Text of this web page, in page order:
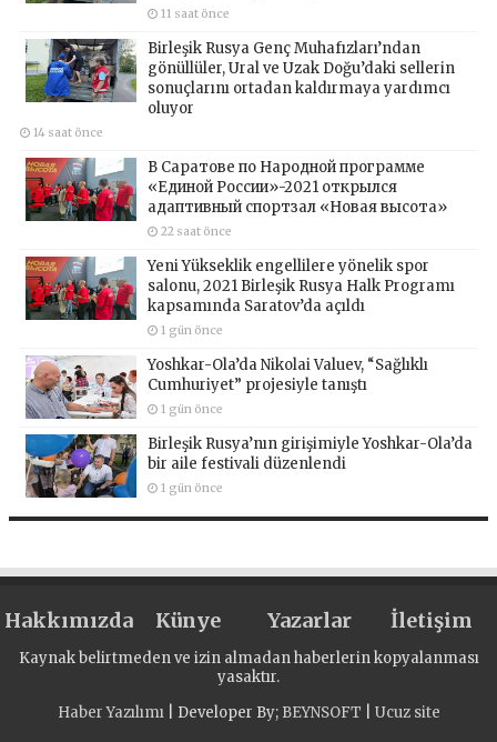
11 saat önce
Birleşik Rusya Genç Muhafızları’ndan
gönüllüler, Ural ve Uzak Doğu’daki sellerin
sonuçlarını ortadan kaldırmaya yardımcı
oluyor
14 saat önce
В Саратове по Народной программе
«Единой России»-2021 открылся
адаптивный спортзал «Новая высота»
22 saat önce
Yeni Yükseklik engellilere yönelik spor
salonu, 2021 Birleşik Rusya Halk Programı
kapsamında Saratov’da açıldı
1 gün önce
Yoshkar-Ola’da Nikolai Valuev, “Sağlıklı
Cumhuriyet” projesiyle tanıştı
1 gün önce
Birleşik Rusya’nın girişimiyle Yoshkar-Ola’da
bir aile festivali düzenlendi
1 gün önce
Hakkımızda Künye Yazarlar İletişim
Kaynak belirtmeden ve izin almadan haberlerin kopyalanması
yasaktır.
Haber Yazılımı| Developer By; BEYNSOFT Ucuz site